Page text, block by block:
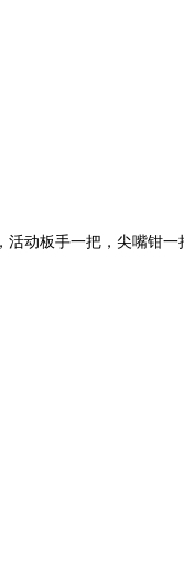
活动板手一把，尖嘴钳一